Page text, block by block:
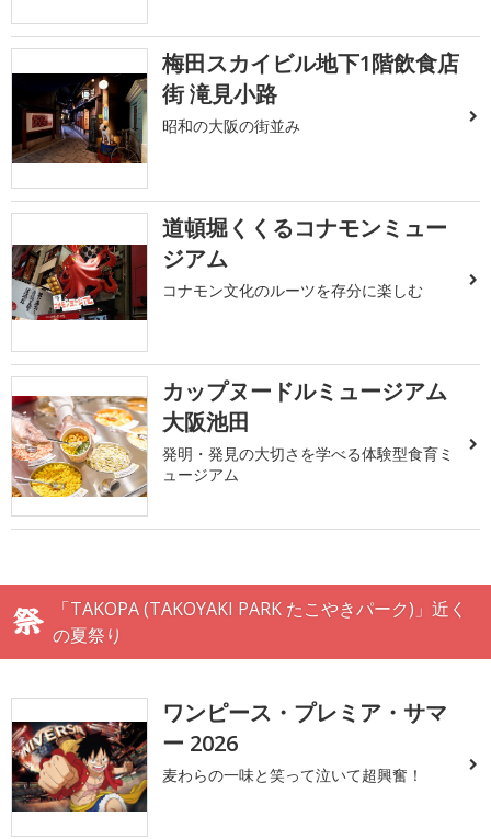
梅田スカイビル地下1階飲食店
街 滝見小路
昭和の大阪の街並み
道頓堀くくるコナモンミュー
ジアム
コナモン文化のルーツを存分に楽しむ
カップヌードルミュージアム
大阪池田
発明・発見の大切さを学べる体験型食育ミ
ュージアム
「TAKOPA (TAKOYAKI PARK たこやきパーク)」近く
の夏祭り
ワンピース・プレミア・サマ
ー 2026
麦わらの一味と笑って泣いて超興奮！